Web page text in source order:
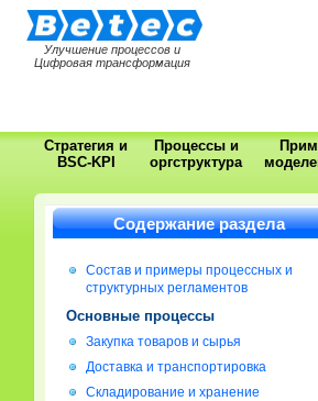
Улучшение процессов и
Цифровая трансформация
Стратегия и
BSC-KPI
Процессы и
оргструктура
Содержание раздела
Состав и примеры процессных и
структурных регламентов
Основные процессы
Закупка товаров и сырья
Доставка и транспортировка
Складирование и хранение